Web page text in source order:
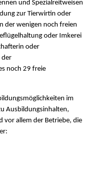
und Spezialreitweisen
zur Tierwirtin oder
der wenigen noch freien
oder Imkerei
oder
der
noch 29 freie
im
Ausbildungsinhalten,
vor allem der Betriebe, die